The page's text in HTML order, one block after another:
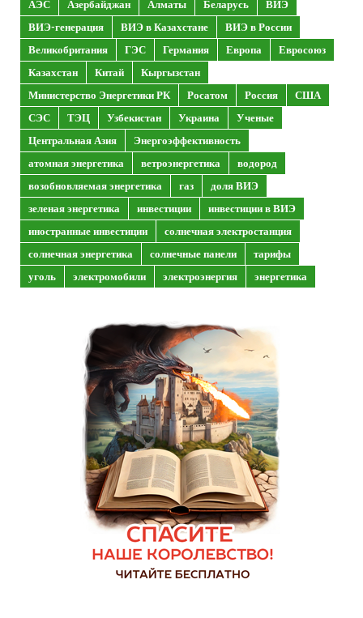
АЭС Азербайджан Алматы Беларусь
ВИЭ
ВИЭ-генерация
ВИЭ в Казахстане
ВИЭ в России
Великобритания
ГЭС Германия Европа
Евросоюз
Казахстан
Китай
Кыргызстан
Министерство Энергетики РК
Росатом Россия
США
СЭС
ТЭЦ Узбекистан Украина
Ученые
Центральная Азия
Энергоэффективность
атомная энергетика
ветроэнергетика
водород
возобновляемая энергетика
газ
доля ВИЭ
зеленая энергетика
инвестиции
инвестиции в ВИЭ
иностранные инвестиции
солнечная электростанция
солнечная энергетика
солнечные панели
тарифы
уголь
электромобили электроэнергия энергетика